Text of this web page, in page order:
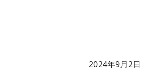
2024年9月2日